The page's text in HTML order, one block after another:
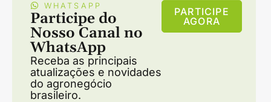
WHATSAPP
Participe do
Nosso Canal no
WhatsApp
Receba as principais
atualizações e novidades
do agronegócio
brasileiro.
PARTICIPE
AGORA